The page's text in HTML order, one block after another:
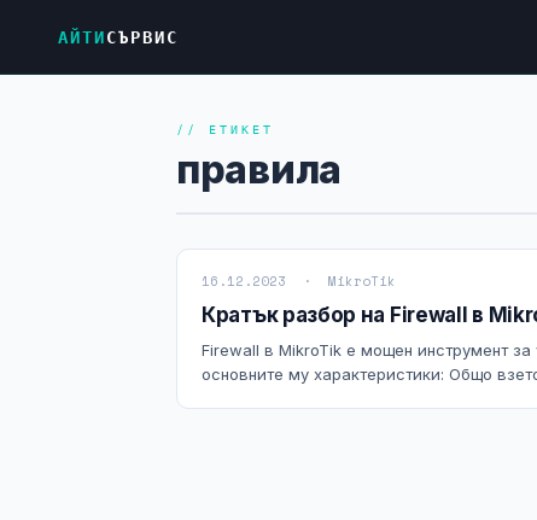
АЙТИСЪРВИС
// ЕТИКЕТ
правила
16.12.2023 · MikroTik
Кратък разбор на Firewall в
Firewall в MikroTik е мощен инструмент
основните му характеристики: Общо